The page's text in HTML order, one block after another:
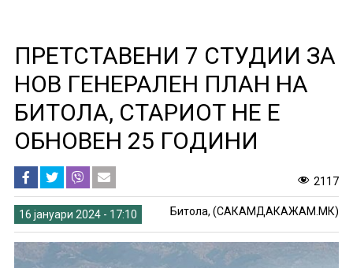
ПРЕТСТАВЕНИ 7 СТУДИИ ЗА
НОВ ГЕНЕРАЛЕН ПЛАН НА
БИТОЛА, СТАРИОТ НЕ Е
ОБНОВЕН 25 ГОДИНИ
2117
16 јануари 2024 - 17:10 Битола, (САКАМДАКАЖАМ.МК)